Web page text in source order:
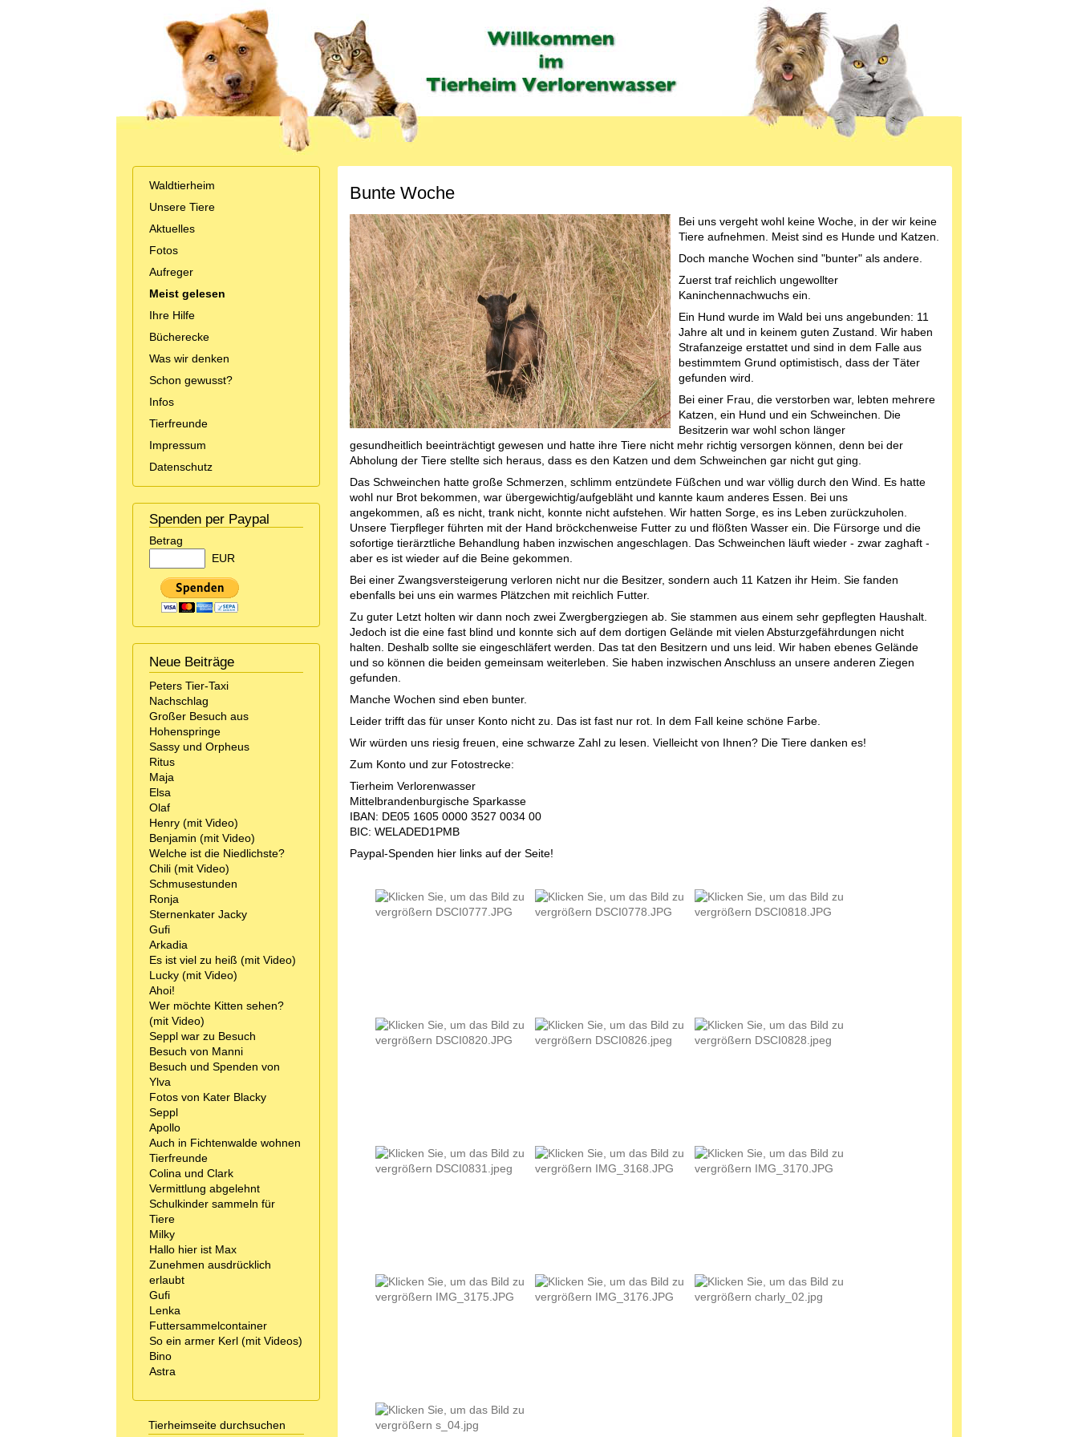
Waldtierheim
Unsere Tiere
Aktuelles
Fotos
Aufreger
Meist gelesen
Ihre Hilfe
Bücherecke
Was wir denken
Schon gewusst?
Infos
Tierfreunde
Impressum
Datenschutz
Spenden per Paypal
Betrag
EUR
Neue Beiträge
Peters Tier-Taxi
Nachschlag
Großer Besuch aus
Hohenspringe
Sassy und Orpheus
Ritus
Maja
Elsa
Olaf
Henry (mit Video)
Benjamin (mit Video)
Welche ist die Niedlichste?
Chili (mit Video)
Schmusestunden
Ronja
Sternenkater Jacky
Gufi
Arkadia
Es ist viel zu heiß (mit Video)
Lucky (mit Video)
Ahoi!
Wer möchte Kitten sehen?
(mit Video)
Seppl war zu Besuch
Besuch von Manni
Besuch und Spenden von
Ylva
Fotos von Kater Blacky
Seppl
Apollo
Auch in Fichtenwalde wohnen
Tierfreunde
Colina und Clark
Vermittlung abgelehnt
Schulkinder sammeln für
Tiere
Milky
Hallo hier ist Max
Zunehmen ausdrücklich
erlaubt
Gufi
Lenka
Futtersammelcontainer
So ein armer Kerl (mit Videos)
Bino
Astra
Tierheimseite durchsuchen
Bunte Woche
Bei uns vergeht wohl keine Woche, in der wir keine
Tiere aufnehmen. Meist sind es Hunde und Katzen.
Doch manche Wochen sind "bunter" als andere.
Zuerst traf reichlich ungewollter
Kaninchennachwuchs ein.
Ein Hund wurde im Wald bei uns angebunden: 11
Jahre alt und in keinem guten Zustand. Wir haben
Strafanzeige erstattet und sind in dem Falle aus
bestimmtem Grund optimistisch, dass der Täter
gefunden wird.
Bei einer Frau, die verstorben war, lebten mehrere
Katzen, ein Hund und ein Schweinchen. Die
Besitzerin war wohl schon länger
gesundheitlich beeinträchtigt gewesen und hatte ihre Tiere nicht mehr richtig versorgen können, denn bei der
Abholung der Tiere stellte sich heraus, dass es den Katzen und dem Schweinchen gar nicht gut ging.
Das Schweinchen hatte große Schmerzen, schlimm entzündete Füßchen und war völlig durch den Wind. Es hatte
wohl nur Brot bekommen, war übergewichtig/aufgebläht und kannte kaum anderes Essen. Bei uns
angekommen, aß es nicht, trank nicht, konnte nicht aufstehen. Wir hatten Sorge, es ins Leben zurückzuholen.
Unsere Tierpfleger führten mit der Hand bröckchenweise Futter zu und flößten Wasser ein. Die Fürsorge und die
sofortige tierärztliche Behandlung haben inzwischen angeschlagen. Das Schweinchen läuft wieder - zwar zaghaft -
aber es ist wieder auf die Beine gekommen.
Bei einer Zwangsversteigerung verloren nicht nur die Besitzer, sondern auch 11 Katzen ihr Heim. Sie fanden
ebenfalls bei uns ein warmes Plätzchen mit reichlich Futter.
Zu guter Letzt holten wir dann noch zwei Zwergbergziegen ab. Sie stammen aus einem sehr gepflegten Haushalt.
Jedoch ist die eine fast blind und konnte sich auf dem dortigen Gelände mit vielen Absturzgefährdungen nicht
halten. Deshalb sollte sie eingeschläfert werden. Das tat den Besitzern und uns leid. Wir haben ebenes Gelände
und so können die beiden gemeinsam weiterleben. Sie haben inzwischen Anschluss an unsere anderen Ziegen
gefunden.
Manche Wochen sind eben bunter.
Leider trifft das für unser Konto nicht zu. Das ist fast nur rot. In dem Fall keine schöne Farbe.
Wir würden uns riesig freuen, eine schwarze Zahl zu lesen. Vielleicht von Ihnen? Die Tiere danken es!
Zum Konto und zur Fotostrecke:
Tierheim Verlorenwasser
Mittelbrandenburgische Sparkasse
IBAN: DE05 1605 0000 3527 0034 00
BIC: WELADED1PMB
Paypal-Spenden hier links auf der Seite!